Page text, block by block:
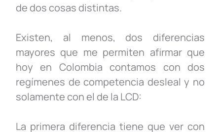
de dos cosas distintas.
Existen, al menos, dos diferencias
mayores que me permiten afirmar que
hoy en Colombia contamos con dos
regímenes de competencia desleal y no
solamente con el de la LCD:
La primera diferencia tiene que ver con